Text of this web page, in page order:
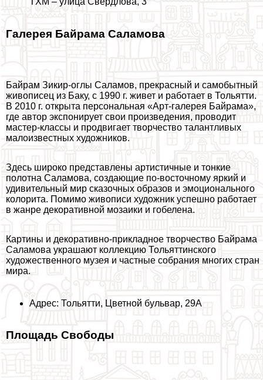
Галерея Байрама Саламова
Байрам Зикир-оглы Саламов, прекрасный и самобытный
живописец из Баку, с 1990 г. живет и работает в Тольятти.
В 2010 г. открыта персональная «Арт-галерея Байрама»,
где автор экспонирует свои произведения, проводит
мастер-классы и продвигает творчество талантливых
малоизвестных художников.
Здесь широко представлены артистичные и тонкие
полотна Саламова, создающие по-восточному яркий и
удивительный мир сказочных образов и эмоционального
колорита. Помимо живописи художник успешно работает
в жанре декоративной мозаики и гобелена.
Картины и декоративно-прикладное творчество Байрама
Саламова украшают коллекцию Тольяттинского
художественного музея и частные собрания многих стран
мира.
Адрес: Тольятти, Цветной бульвар, 29А
Площадь Свободы